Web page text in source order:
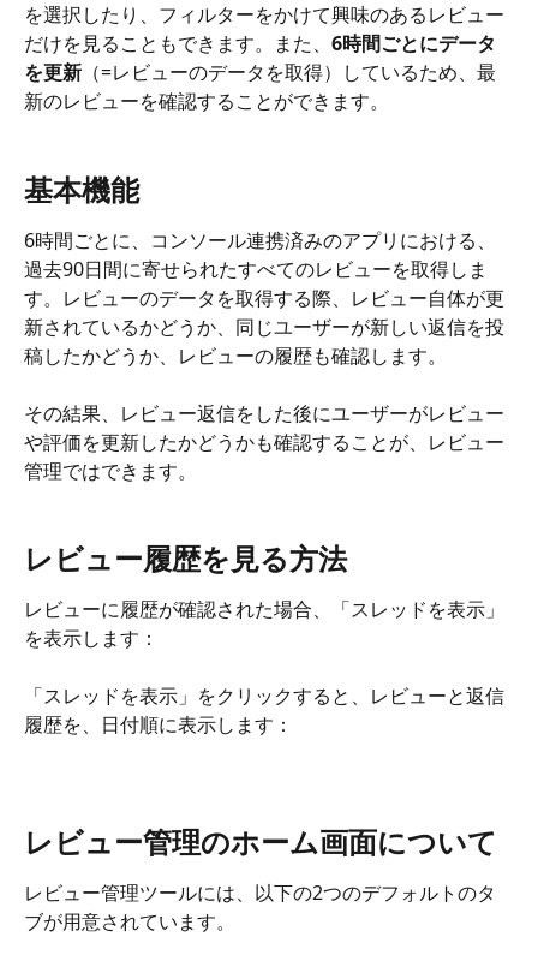
を選択したり、フィルターをかけて興味のあるレビュー
だけを見ることもできます。また、 6時間ごとにデータ
を更新 （=レビューのデータを取得）しているため、最
新のレビューを確認することができます。
基本機能
6時間ごとに、コンソール連携済みのアプリにおける、
過去90日間に寄せられたすべてのレビューを取得しま
す。レビューのデータを取得する際、レビュー自体が更
新されているかどうか、同じユーザーが新しい返信を投
稿したかどうか、レビューの履歴も確認します。
その結果、レビュー返信をした後にユーザーがレビュー
や評価を更新したかどうかも確認することが、レビュー
管理ではできます。
レビュー履歴を見る方法
レビューに履歴が確認された場合、「スレッドを表示」
を表示します：
「スレッドを表示」をクリックすると、レビューと返信
履歴を、日付順に表示します：
レビュー管理のホーム画面について
レビュー管理ツールには、以下の2つのデフォルトのタ
ブが用意されています。